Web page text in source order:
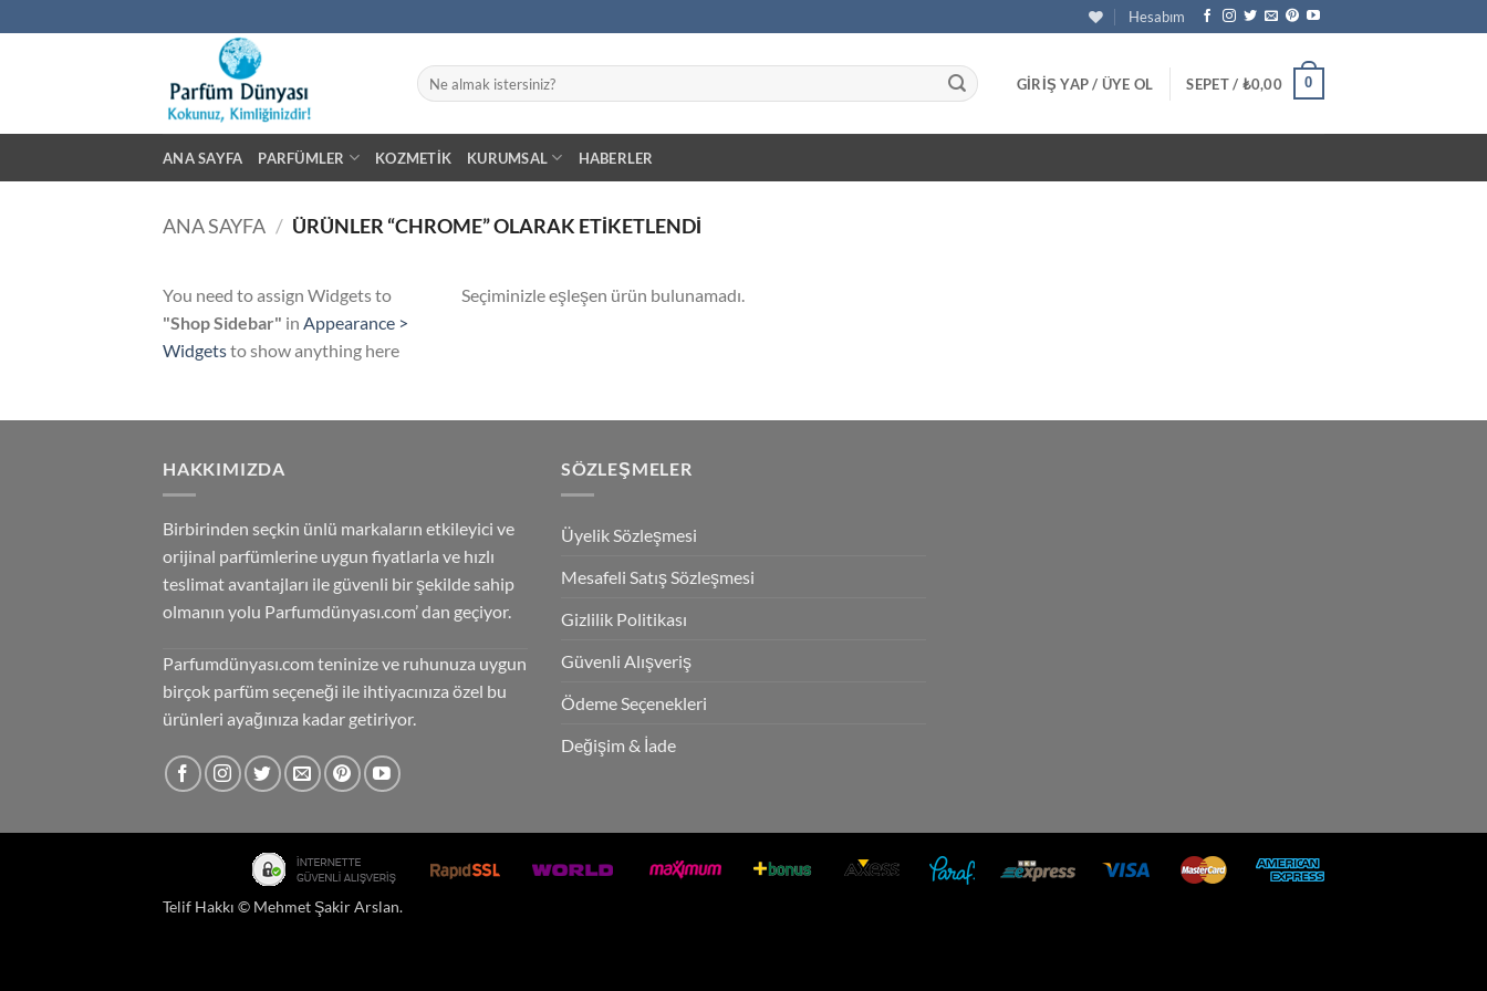
atla
Hesabım
Ara:
GIRIŞ YAP / ÜYE OL SEPET / ₺0,00 0
ANA SAYFA PARFÜMLER KOZMETIK KURUMSAL HABERLER
ANA SAYFA / ÜRÜNLER “CHROME” OLARAK ETIKETLENDI
You need to assign Widgets to
"Shop Sidebar" in Appearance >
Widgetsto show anything here
Seçiminizle eşleşen ürün bulunamadı.
HAKKIMIZDA
Birbirinden seçkin ünlü markaların etkileyici ve
orijinal parfümlerine uygun fiyatlarla ve hızlı
teslimat avantajları ile güvenli bir şekilde sahip
olmanın yolu Parfumdünyası.com’ dan geçiyor.
Parfumdünyası.com teninize ve ruhunuza uygun
birçok parfüm seçeneği ile ihtiyacınıza özel bu
ürünleri ayağınıza kadar getiriyor.
SÖZLEŞMELER
Üyelik Sözleşmesi
Mesafeli Satış Sözleşmesi
Gizlilik Politikası
Güvenli Alışveriş
Ödeme Seçenekleri
Değişim & İade
Telif Hakkı © Mehmet Şakir Arslan.